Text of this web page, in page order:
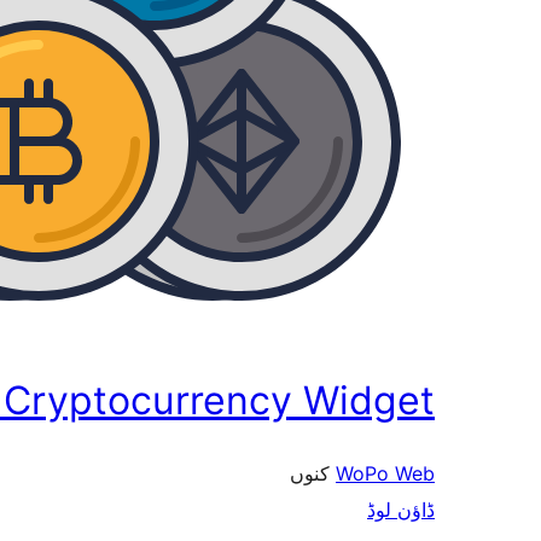
Cryptocurrency Widget
WoPo Web کنوں
ڈاؤن لوڈ